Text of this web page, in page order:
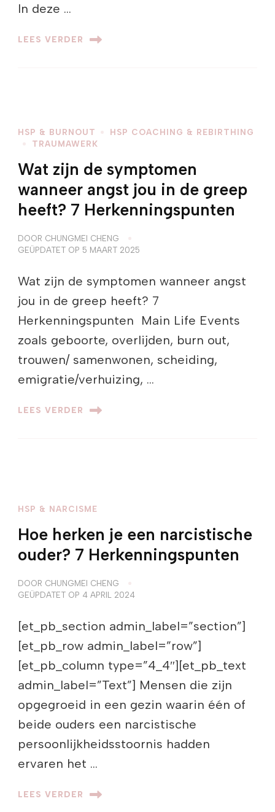
In deze …
LEES VERDER
HSP & BURNOUT
HSP COACHING & REBIRTHING
TRAUMAWERK
Wat zijn de symptomen
wanneer angst jou in de greep
heeft? 7 Herkenningspunten
DOOR CHUNGMEI CHENG
GEÜPDATET OP 5 MAART 2025
Wat zijn de symptomen wanneer angst
jou in de greep heeft? 7
Herkenningspunten Main Life Events
zoals geboorte, overlijden, burn out,
trouwen/ samenwonen, scheiding,
emigratie/verhuizing, …
LEES VERDER
HSP & NARCISME
Hoe herken je een narcistische
ouder? 7 Herkenningspunten
DOOR CHUNGMEI CHENG
GEÜPDATET OP 4 APRIL 2024
[et_pb_section admin_label=”section”]
[et_pb_row admin_label=”row”]
[et_pb_column type=”4_4″][et_pb_text
admin_label=”Text”] Mensen die zijn
opgegroeid in een gezin waarin één of
beide ouders een narcistische
persoonlijkheidsstoornis hadden
ervaren het …
LEES VERDER